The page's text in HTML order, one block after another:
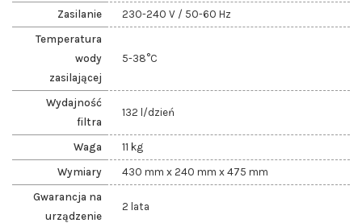
Zasilanie 230-240 V / 50-60 Hz
Temperatura
wody
zasilającej
5-38°C
Wydajność
filtra
132 l/dzień
Waga 11 kg
Wymiary 430 mm x 240 mm x 475 mm
Gwarancja na
urządzenie
2 lata